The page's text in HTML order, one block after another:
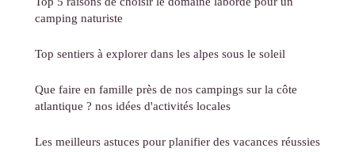
camping naturiste
Top sentiers à explorer dans les alpes sous le soleil
Que faire en famille près de nos campings sur la côte
atlantique ? nos idées d'activités locales
Les meilleurs astuces pour planifier des vacances réussies